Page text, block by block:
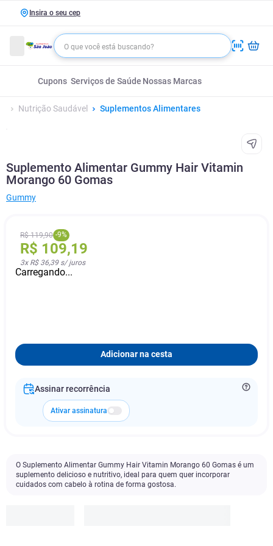
Insira o seu cep
Cupons Serviços de Saúde Nossas Marcas
Nutrição Saudável Suplementos Alimentares
Suplemento Alimentar Gummy Hair Vitamin
Morango 60 Gomas
Gummy
R$ 119,90 -9%
R$ 109,19
3x R$ 36,39s/ juros
Carregando...
Adicionar na cesta
Assinar recorrência
Ativar assinatura
O Suplemento Alimentar Gummy Hair Vitamin Morango 60 Gomas é um
suplemento delicioso e nutritivo, ideal para quem quer incorporar
cuidados com cabelo à rotina de forma gostosa.